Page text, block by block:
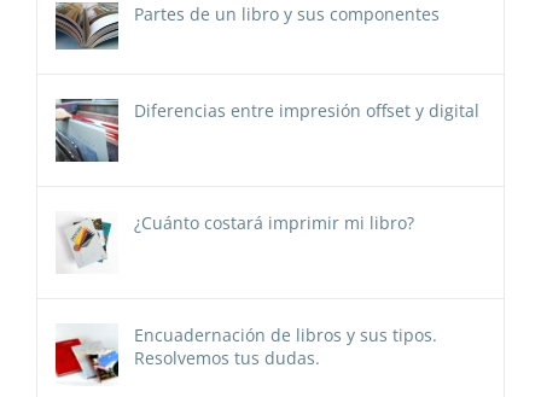
Partes de un libro y sus componentes
Diferencias entre impresión offset y digital
¿Cuánto costará imprimir mi libro?
Encuadernación de libros y sus tipos.
Resolvemos tus dudas.